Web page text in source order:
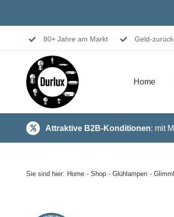
80+ Jahre am Markt Geld-
Home
Attraktive B2B-Konditionen: mit
Sie sind hier: Home Shop Glühlampen